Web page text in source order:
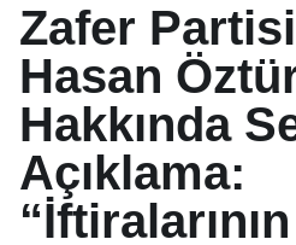
Zafer
Hasan
Hakkında
Açıklama: